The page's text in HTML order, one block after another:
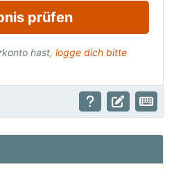
prüfen
hast, logge dich bitte